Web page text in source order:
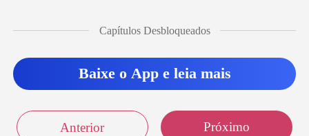
Capítulos Desbloqueados
Baixe o App e leia mais
Anterior Próximo